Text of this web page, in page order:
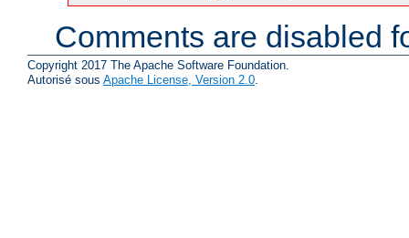
Comments are disabled
Copyright 2017 The Apache Software Foundation.
Autorisé sous Apache License, Version 2.0.